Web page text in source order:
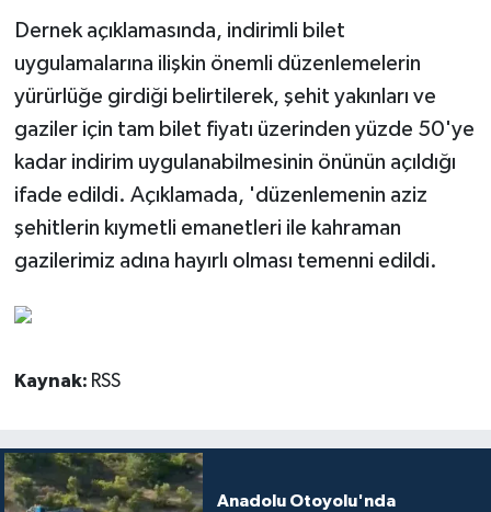
Dernek açıklamasında, indirimli bilet
uygulamalarına ilişkin önemli düzenlemelerin
yürürlüğe girdiği belirtilerek, şehit yakınları ve
gaziler için tam bilet fiyatı üzerinden yüzde 50'ye
kadar indirim uygulanabilmesinin önünün açıldığı
ifade edildi. Açıklamada, 'düzenlemenin aziz
şehitlerin kıymetli emanetleri ile kahraman
gazilerimiz adına hayırlı olması temenni edildi.
Kaynak: RSS
Anadolu Otoyolu'nda